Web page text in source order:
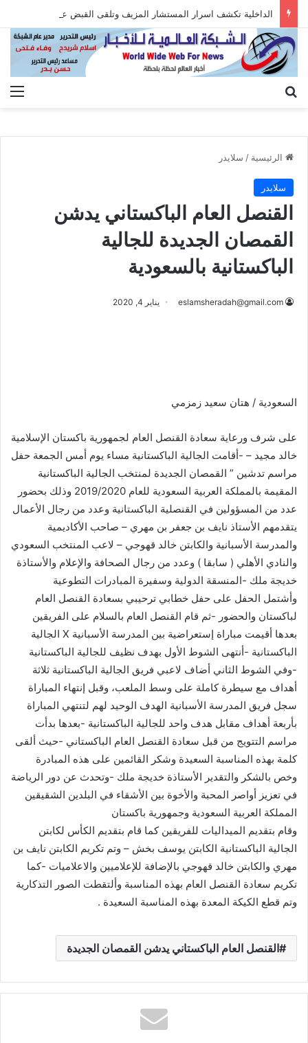
الرئيسية / سلايدر
سلايدر
القنصل العام الباكستاني يدشن
القمصان الجديدة للجالية
الباكستانية بالسعودية
eslamsheradah@gmail.com يناير 4, 2020
السعودية / هتان سعيد زمزمي
على شرف ورعاية سعادة القنصل العام لجمهورية باكستان الإسلامية
خالد مجيد – -أقامت الجالية الباكستانية مساء يوم أمس الجمعة حفل
مراسم تدشين ” القمصان الجديدة لمنتخب الجالية الباكستانية
المقيمة بالمملكة العربية السعودية للعام 2019/2020 وذلك بحضور
عدد من المسؤولين في القنصلية الباكستانية وعدد من رجال الأعمال
يتقدمهم الأستاذ نايف بن جعفر بن مهري – صاحب الأكاديمية
والمدرسة الأسبانية والكابتن خالد قهوجي – لاعب المنتخب السعودي
والنادي الأهلي ( سابقا ) وعدد من رجال الصحافة والإعلام والأستاذة
خديجة ملك -المنسقة الدولية وسفيرة المبادرات التطوعية
وأشتمل الحفل على حفل خطابي ترحيبي بسعادة القنصل العام
لباكستان والحضور -ثم قام القنصل العام بالسلام على الفريقين
بعدها أقيمت مباراة إستعراضية بين المدرسة الأسبانية X الجالية
الباكستانية -أنتهى الشوط الأول بهدف نظيف للجالية الباكستانية
-وفي الشوط الثاني أضاف لاعبي فريق الجالية الباكستانية ثلاثة
أهداف مع سيطرة كاملة على وسط الملعب، وقبل إنتهاء المباراة
سجل فريق المدرسة الأسبانية الهدف الوحيد لهم لتنتهي المباراة
بأربعة أهداف مقابل هدف واحد للجالية الباكستانية -بعدها بدأت
مراسم التتويج من قبل سعادة القنصل العام الباكستاني -حيث ألقى
كلمة بهذه المناسبة السعيدة وشكر القائمين على هذه المبادرة
وخص بالشكر والتقدير الأستاذة خديجة ملك -وتحدث عن دور الرياضة
في تعزيز أواصر المحبة والأخوة بين الأشقاء في البلدين الشقيقين
المملكة العربية السعودية وجمهورية باكستان
وقام بتقديم الميداليات للفريقين كما قام بتقديم الكأس لكابتن
الجالية الباكستانية الكابتن يوسف بخش – وتم تكريم الكابتن نايف بن
مهري والكابتن خالد قهوجي بالإضافة للإعلاميين والاعلاميات -كما
تكريم سعادة القنصل العام بهذه المناسبة وألتقطت الصور التذكارية
وتم قطع الكيكة المعدة بهذه المناسبة السعيدة .
القنصل العام الباكستاني يدشن القمصان الجديدة